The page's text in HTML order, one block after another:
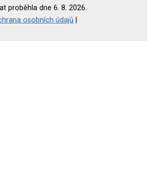
proběhla dne 6. 8. 2026.
osobních údajů